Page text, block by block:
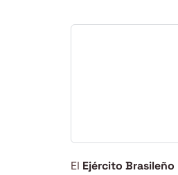
El Ejército Brasileño